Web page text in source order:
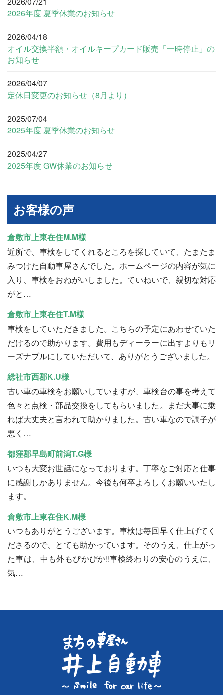
2026年度 夏季休業のお知らせ
2026/04/18
オイル交換半額・オイルキープカード販売「一時停止」の
お知らせ
2026/04/07
定休日変更のお知らせ（8月より）
2025/07/04
2025年度 夏季休業のお知らせ
2025/04/27
2025年度 GW休業のお知らせ
お客様の声
倉敷市上東在住M.M様
近所で、車検をしてくれるところを探していて、たまたま
みつけた自動車屋さんでした。ホームページの内容が気に
入り、車検をおねがいしました。ていねいで、親切な対応
がと…
倉敷市上東在住T.M様
車検をしていただきました。こちらの予定にあわせていた
だけるので助かります。費用もディーラーに出すよりもリ
ーズナブルにしていただいて、ありがとうございました。
総社市西郡K.U様
古い車の車検をお願いしていますが、車検台の事を考えて
色々と点検・部品交換をしてもらいました。まだ大事に乗
れば大丈夫と言われて助かりました。古い車なので調子が
悪く…
都窪郡早島町前潟T.G様
いつも大変お世話になっております。丁寧なご対応と仕事
に感謝しかありません。今後も何卒よろしくお願いいたし
ます。
倉敷市上東在住K.M様
いつもありがとうございます。車検は毎回早く仕上げてく
ださるので、とても助かっています。そのうえ、仕上がっ
た車は、中も外もぴかぴか!!車検終わりの安心のうえに、
気…